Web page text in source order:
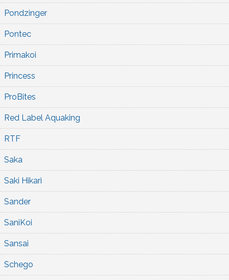
Pondzinger
Pontec
Primakoi
Princess
ProBites
Red Label Aquaking
RTF
Saka
Saki Hikari
Sander
SaniKoi
Sansai
Schego